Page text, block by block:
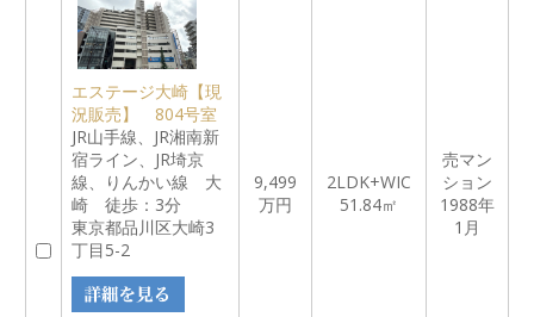
エステージ大崎【現
況販売】 804号室
JR山手線、JR湘南新
宿ライン、JR埼京
線、りんかい線 大
崎 徒歩：3分
東京都品川区大崎3
丁目5-2
9,499
万円
2LDK+WIC
51.84㎡
売マン
ション
1988年
1月